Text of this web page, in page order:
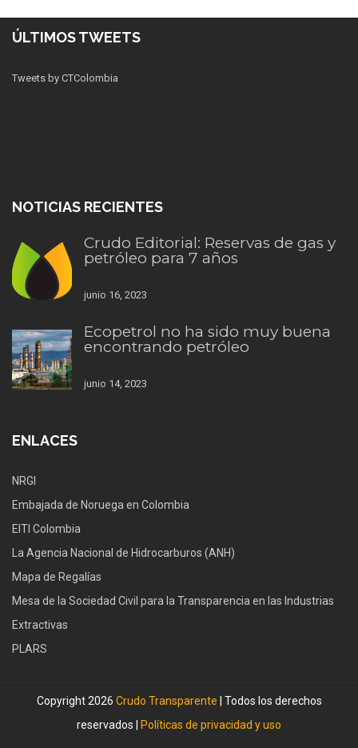
ÚLTIMOS TWEETS
Tweets by CTColombia
NOTICIAS RECIENTES
Crudo Editorial: Reservas de gas y
petróleo para 7 años
junio 16, 2023
Ecopetrol no ha sido muy buena
encontrando petróleo
junio 14, 2023
ENLACES
NRGI
Embajada de Noruega en Colombia
EITI Colombia
La Agencia Nacional de Hidrocarburos (ANH)
Mapa de Regalías
Mesa de la Sociedad Civil para la Transparencia en las Industrias
Extractivas
PLARS
Copyright 2026 Crudo Transparente | Todos los derechos
reservados |
Políticas de privacidad y uso